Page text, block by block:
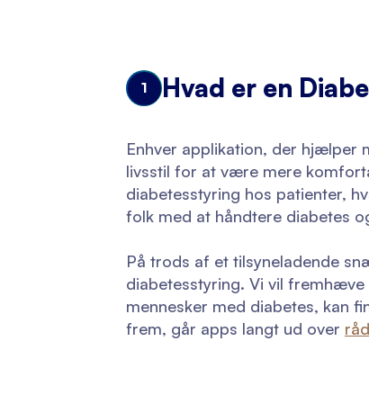
1 Hvad er en
Enhver applikation, der hjælper
livsstil for at være mere
diabetesstyring hos patienter,
folk med at håndtere diabetes
På trods af et tilsyneladende
diabetesstyring. Vi vil
mennesker med diabetes, kan
frem, går apps langt ud over